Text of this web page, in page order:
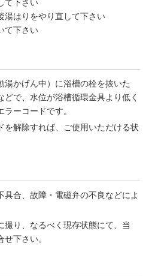
て下さい
はりをやり直して下さい
て下さい
湯かげん中）に浴槽の栓を抜いた
どで、水位が浴槽循環金具より低く
ーコードです。
を解除すれば、ご使用いただける状
具合、故障・電磁弁の不良などによ
撮り、なるべく現存状態にて、当
下さい。